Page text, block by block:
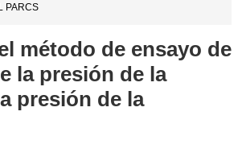
PARCS
método de ensayo de
la presión de la
presión de la